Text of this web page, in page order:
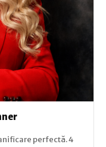
perfectă. 4